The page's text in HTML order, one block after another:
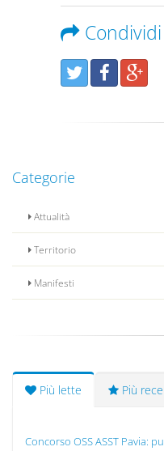
Categorie
Attualità
Territorio
Manifesti
Più lette Più
Concorso OSS ASST Pavia: